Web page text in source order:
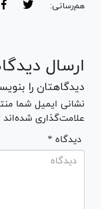
هم‌رسانی:
ارسال
دیدگاهتان را
نشانی ایمیل شما
علامت‌گذاری شده‌اند
* دیدگاه